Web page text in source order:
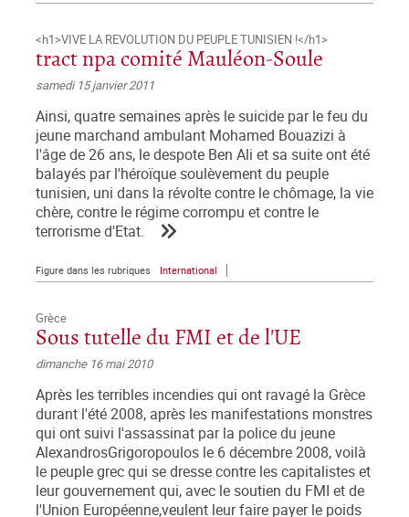
<h1>VIVE LA REVOLUTION DU PEUPLE TUNISIEN !</h1>
tract npa comité Mauléon-Soule
samedi 15 janvier 2011
Ainsi, quatre semaines après le suicide par le feu du
jeune marchand ambulant Mohamed Bouazizi à
l'âge de 26 ans, le despote Ben Ali et sa suite ont été
balayés par l'héroïque soulèvement du peuple
tunisien, uni dans la révolte contre le chômage, la vie
chère, contre le régime corrompu et contre le
terrorisme d'Etat.
Figure dans les rubriques International
Grèce
Sous tutelle du FMI et de l'UE
dimanche 16 mai 2010
Après les terribles incendies qui ont ravagé la Grèce
durant l'été 2008, après les manifestations monstres
qui ont suivi l'assassinat par la police du jeune
AlexandrosGrigoropoulos le 6 décembre 2008, voilà
le peuple grec qui se dresse contre les capitalistes et
leur gouvernement qui, avec le soutien du FMI et de
l'Union Européenne,veulent leur faire payer le poids